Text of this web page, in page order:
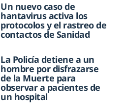
Un nuevo caso de
hantavirus activa los
protocolos y el rastreo de
contactos de Sanidad
La Policía detiene a un
hombre por disfrazarse
de la Muerte para
observar a pacientes de
un hospital